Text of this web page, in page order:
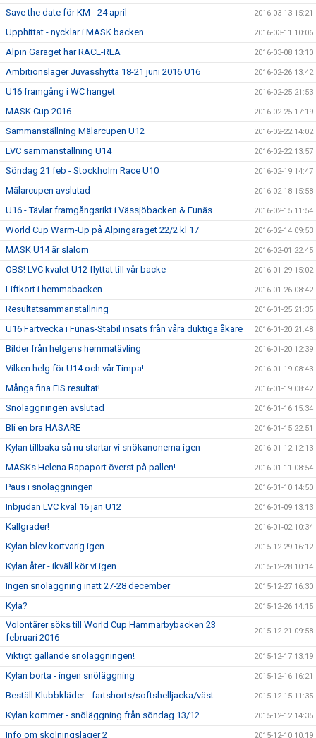
Save the date för KM - 24 april 2016-03-13 15:21
Upphittat - nycklar i MASK backen 2016-03-11 10:06
Alpin Garaget har RACE-REA 2016-03-08 13:10
Ambitionsläger Juvasshytta 18-21 juni 2016 U16 2016-02-26 13:42
U16 framgång i WC hanget 2016-02-25 21:53
MASK Cup 2016 2016-02-25 17:19
Sammanställning Mälarcupen U12 2016-02-22 14:02
LVC sammanställning U14 2016-02-22 13:57
Söndag 21 feb - Stockholm Race U10 2016-02-19 14:47
Mälarcupen avslutad 2016-02-18 15:58
U16 - Tävlar framgångsrikt i Vässjöbacken & Funäs 2016-02-15 11:54
World Cup Warm-Up på Alpingaraget 22/2 kl 17 2016-02-14 09:53
MASK U14 är slalom 2016-02-01 22:45
OBS! LVC kvalet U12 flyttat till vår backe 2016-01-29 15:02
Liftkort i hemmabacken 2016-01-26 08:42
Resultatsammanställning 2016-01-25 21:35
U16 Fartvecka i Funäs-Stabil insats från våra duktiga åkare 2016-01-20 21:48
Bilder från helgens hemmatävling 2016-01-20 12:39
Vilken helg för U14 och vår Timpa! 2016-01-19 08:43
Många fina FIS resultat! 2016-01-19 08:42
Snöläggningen avslutad 2016-01-16 15:34
Bli en bra HASARE 2016-01-15 22:51
Kylan tillbaka så nu startar vi snökanonerna igen 2016-01-12 12:13
MASKs Helena Rapaport överst på pallen! 2016-01-11 08:54
Paus i snöläggningen 2016-01-10 14:50
Inbjudan LVC kval 16 jan U12 2016-01-09 13:13
Kallgrader! 2016-01-02 10:34
Kylan blev kortvarig igen 2015-12-29 16:12
Kylan åter - ikväll kör vi igen 2015-12-28 10:14
Ingen snöläggning inatt 27-28 december 2015-12-27 16:30
Kyla? 2015-12-26 14:15
Volontärer söks till World Cup Hammarbybacken 23
februari 2016
2015-12-21 09:58
Viktigt gällande snöläggningen! 2015-12-17 13:19
Kylan borta - ingen snöläggning 2015-12-16 16:21
Beställ Klubbkläder - fartshorts/softshelljacka/väst 2015-12-15 11:35
Kylan kommer - snöläggning från söndag 13/12 2015-12-12 14:35
Info om skolningsläger 2 2015-12-10 10:19